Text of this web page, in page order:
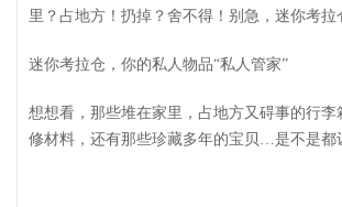
里？占地方！扔掉？舍不得！别急，迷你考拉
年就扎根北京啦，把全球的自助仓储服务带到
迷你考拉仓，你的私人物品“私人管家”
想想看，那些堆在家里，占地方又碍事的行李
修材料，还有那些珍藏多年的宝贝…是不是都